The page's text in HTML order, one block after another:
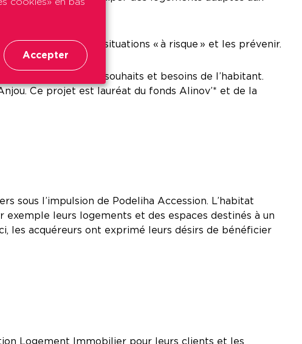
pour détecter des situations « à risque » et les prévenir.
s’adaptant aux souhaits et besoins de l’habitant.
Ce projet est lauréat du fonds Alinov’* et de la
sous l’impulsion de Podeliha Accession. L’habitat
leurs logements et des espaces destinés à un
les acquéreurs ont exprimé leurs désirs de bénéficier
Logement Immobilier pour leurs clients et les
Accepter